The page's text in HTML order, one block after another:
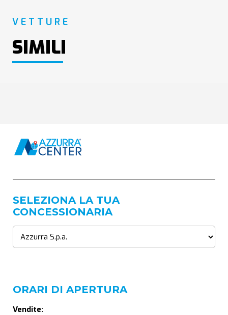
VETTURE
SIMILI
SELEZIONA LA TUA
CONCESSIONARIA
ORARI DI APERTURA
Vendite: